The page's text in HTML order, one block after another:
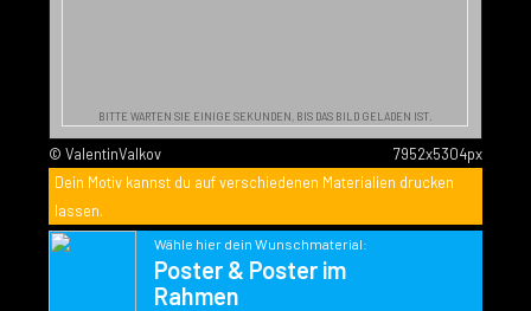
BITTE WARTEN SIE EINIGE SEKUNDEN, BIS DAS BILD GELADEN IST.
© ValentinValkov
7952x5304px
Dein Motiv kannst du auf verschiedenen Materialien drucken
lassen.
Wähle hier dein Wunschmaterial:
Poster & Poster im
Rahmen